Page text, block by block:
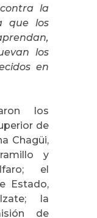
la
que los
los
en
los
de
Chagüi,
y
el
Estado,
la
de